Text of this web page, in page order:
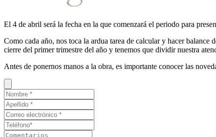
El 4 de abril será la fecha en la que comenzará el periodo para
Como cada año, nos toca la ardua tarea de calcular y hacer
cierre del primer trimestre del año y tenemos que dividir nuestra
Antes de ponernos manos a la obra, es importante conocer las